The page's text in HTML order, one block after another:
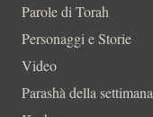
Parole di Torah
Personaggi e Storie
Video
Parashà della settimana